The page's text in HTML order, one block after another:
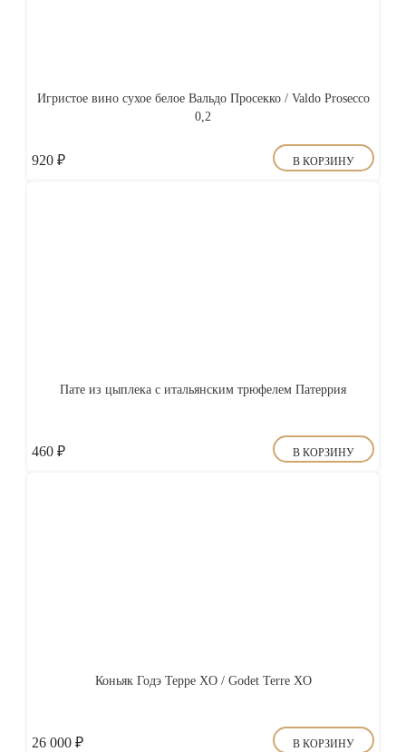
Игристое вино сухое белое Вальдо Просекко / Valdo Prosecco
0,2
920 ₽ В КОРЗИНУ
Пате из цыплека с итальянским трюфелем Патеррия
460 ₽ В КОРЗИНУ
Коньяк Годэ Террe XO / Godet Terre XO
26 000 ₽ В КОРЗИНУ